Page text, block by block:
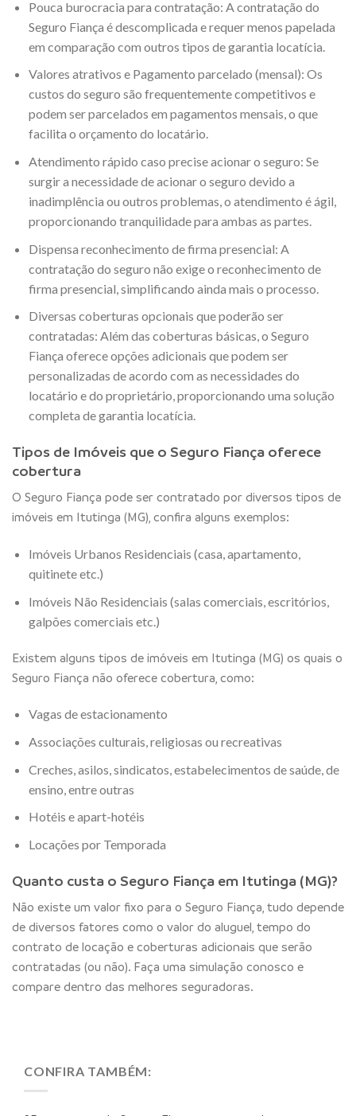
Pouca burocracia para contratação: A contratação do
Seguro Fiança é descomplicada e requer menos papelada
em comparação com outros tipos de garantia locatícia.
Valores atrativos e Pagamento parcelado (mensal): Os
custos do seguro são frequentemente competitivos e
podem ser parcelados em pagamentos mensais, o que
facilita o orçamento do locatário.
Atendimento rápido caso precise acionar o seguro: Se
surgir a necessidade de acionar o seguro devido a
inadimplência ou outros problemas, o atendimento é ágil,
proporcionando tranquilidade para ambas as partes.
Dispensa reconhecimento de firma presencial: A
contratação do seguro não exige o reconhecimento de
firma presencial, simplificando ainda mais o processo.
Diversas coberturas opcionais que poderão ser
contratadas: Além das coberturas básicas, o Seguro
Fiança oferece opções adicionais que podem ser
personalizadas de acordo com as necessidades do
locatário e do proprietário, proporcionando uma solução
completa de garantia locatícia.
Tipos de Imóveis que o Seguro Fiança oferece
cobertura
O Seguro Fiança pode ser contratado por diversos tipos de
imóveis em Itutinga (MG), confira alguns exemplos:
Imóveis Urbanos Residenciais (casa, apartamento,
quitinete etc.)
Imóveis Não Residenciais (salas comerciais, escritórios,
galpões comerciais etc.)
Existem alguns tipos de imóveis em Itutinga (MG) os quais o
Seguro Fiança não oferece cobertura, como:
Vagas de estacionamento
Associações culturais, religiosas ou recreativas
Creches, asilos, sindicatos, estabelecimentos de saúde, de
ensino, entre outras
Hotéis e apart-hotéis
Locações por Temporada
Quanto custa o Seguro Fiança em Itutinga (MG)?
Não existe um valor fixo para o Seguro Fiança, tudo depende
de diversos fatores como o valor do aluguel, tempo do
contrato de locação e coberturas adicionais que serão
contratadas (ou não). Faça uma simulação conosco e
compare dentro das melhores seguradoras.
CONFIRA TAMBÉM: